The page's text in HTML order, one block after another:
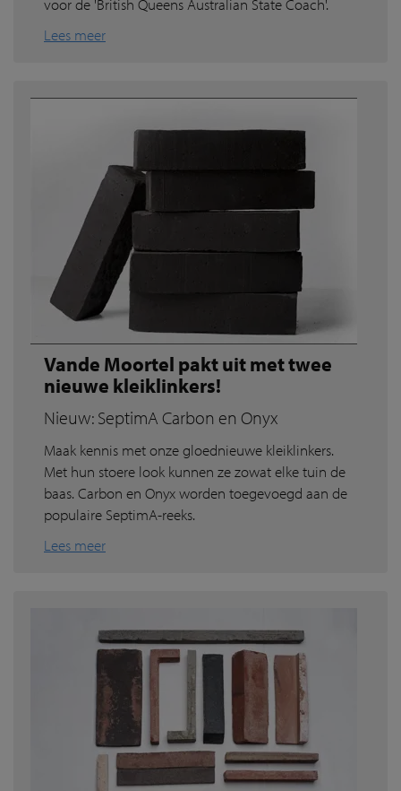
voor de 'British Queens Australian State Coach'.
Lees meer
Vande Moortel pakt uit met twee
nieuwe kleiklinkers!
Nieuw: SeptimA Carbon en Onyx
Maak kennis met onze gloednieuwe kleiklinkers.
Met hun stoere look kunnen ze zowat elke tuin de
baas. Carbon en Onyx worden toegevoegd aan de
populaire SeptimA-reeks.
Lees meer